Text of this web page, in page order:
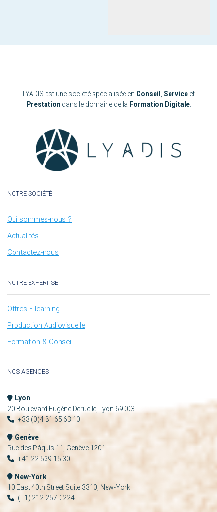
LYADIS est une société spécialisée en Conseil Serviceet
Prestation dans le domaine de la Formation Digitale.
NOTRE SOCIÉTÉ
Qui sommes-nous ?
Actualités
Contactez-nous
NOTRE EXPERTISE
Offres E-learning
Production Audiovisuelle
Formation & Conseil
NOS AGENCES
Lyon
20 Boulevard Eugène Deruelle, Lyon 69003
+33 (0)4 81 65 63 10
Genève
Rue des Pâquis 11, Genève 1201
+41 22 539 15 30
New-York
10 East 40th Street Suite 3310, New-York
(+1) 212-257-0224